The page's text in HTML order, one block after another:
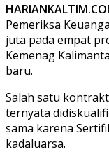
Pemeriksa
juta pada empat
Kemenag
baru.
Salah satu
ternyata
sama karena
kadaluarsa.